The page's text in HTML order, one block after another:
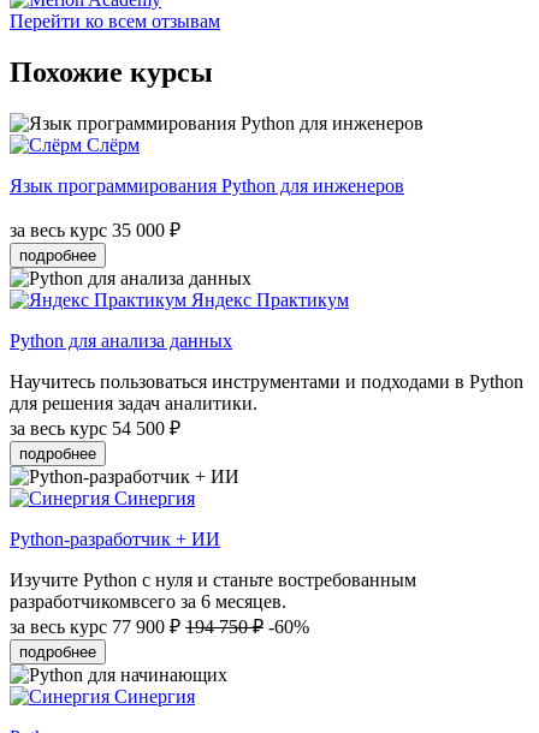
Перейти ко всем отзывам
Похожие курсы
Слёрм
Язык программирования Python для инженеров
за весь курс 35 000 ₽
подробнее
Яндекс Практикум
Python для анализа данных
Научитесь пользоваться инструментами и подходами в Python
для решения задач аналитики.
за весь курс 54 500 ₽
подробнее
Синергия
Python-разработчик + ИИ
Изучите Python с нуля и станьте востребованным
разработчикомвсего за 6 месяцев.
за весь курс 77 900 ₽ 194 750 ₽ -60%
подробнее
Синергия